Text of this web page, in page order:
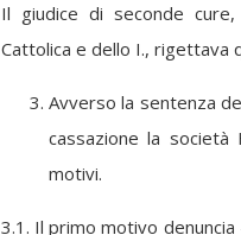
Il giudice di seconde
Cattolica e dello I., rigettava
Avverso la sentenza
cassazione la
motivi.
3.1. Il primo motivo denuncia